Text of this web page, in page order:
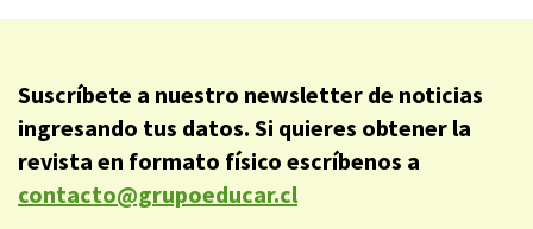
Suscríbete a nuestro newsletter de noticias
ingresando tus datos. Si quieres obtener la
revista en formato físico escríbenos a
contacto@grupoeducar.cl